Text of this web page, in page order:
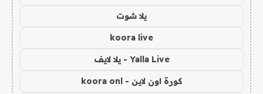
يلا شوت
koora live
Yalla Live - يلا لايف
كورة اون لاين - koora onl